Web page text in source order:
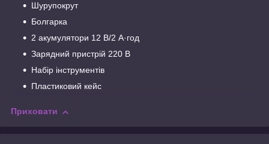
Шурупокрут
Болгарка
2 акумулятори 12 В/2 А·год
Зарядний пристрій 220 В
Набір інструментів
Пластиковий кейс
Приховати